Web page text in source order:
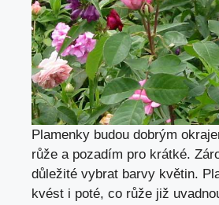
Plamenky budou dobrým
růže a pozadím pro krátké.
důležité vybrat barvy květin.
kvést i poté, co růže již